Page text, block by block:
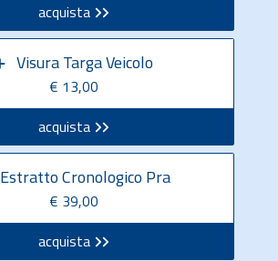
acquista
Visura Targa Veicolo
€ 13,00
acquista
Estratto Cronologico Pra
€ 39,00
acquista